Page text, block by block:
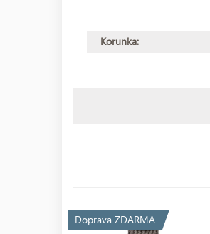
Korunka:
Doprava ZDARMA